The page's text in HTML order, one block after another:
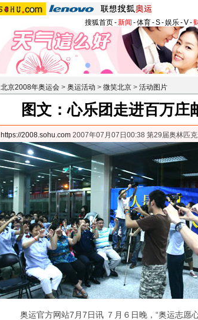
搜狐首页-新闻 -体育-S-娱乐-V-
北京2008年奥运会 > 奥运活动 > 微笑北京 > 活动图片
图文：心乐团走进百万庄
https://2008.sohu.com 2007年07月07日00:38 第29届奥林匹
奥运官方网站7月7日讯 ７月６日晚，“奥运志愿